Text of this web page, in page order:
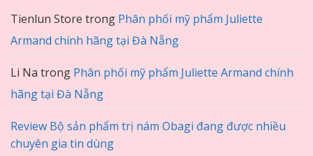
Tienlun Store trong Phân phối mỹ phẩm Juliette
Armand chính hãng tại Đà Nẵng
Li Na trong Phân phối mỹ phẩm Juliette Armand chính
hãng tại Đà Nẵng
Review Bộ sản phẩm trị nám Obagi đang được nhiều
chuyên gia tin dùng